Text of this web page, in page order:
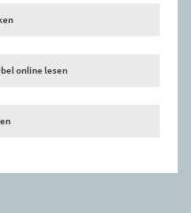
online lesen